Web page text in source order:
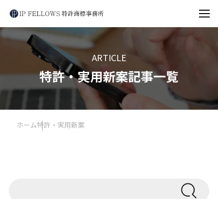
ARTICLE
特許・実用新案記事一覧
ホーム特許・実用新案